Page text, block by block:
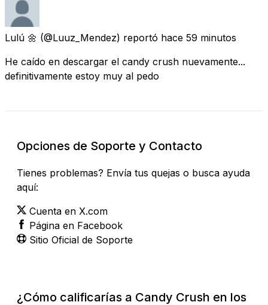
Lulú 🌼 (@Luuz_Mendez) reportó hace 59 minutos
He caído en descargar el candy crush nuevamente...
definitivamente estoy muy al pedo
Opciones de Soporte y Contacto
Tienes problemas? Envía tus quejas o busca ayuda
aquí:
Cuenta en X.com
Página en Facebook
Sitio Oficial de Soporte
¿Cómo calificarías a Candy Crush en los